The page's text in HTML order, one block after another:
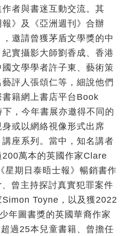
作者與書迷互動交流。其
》及《亞洲週刊》合辦
，邀請曾獲茅盾文學獎的中
實攝影大師劉香成、香港
文學學者許子東、藝術策
評人張頌仁等，細說他們
籍網上書店平台Book
，今年書展亦邀得不同的
或以網絡視像形式出席
講座系列。當中，知名講者
萬本的英國作家Clare
星期日泰晤士報》暢銷書作
曾主持探討真實犯罪案件
Toyne，以及獲2022
年圖書獎的英國華裔作家
過25本兒童書籍、曾擔任